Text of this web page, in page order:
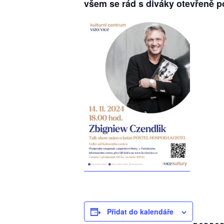
všem se rád s diváky otevřeně
Přidat do kalendáře